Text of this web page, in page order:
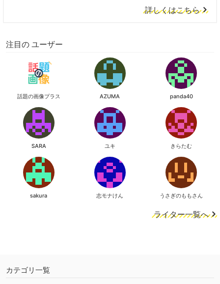
詳しくはこちら
注目の ユーザー
話題の画像プラス AZUMA panda40
SARA ユキ きらたむ
sakura 志モナけん うさぎのももさん
ライター一覧へ
カテゴリ一覧